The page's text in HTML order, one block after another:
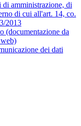
amministrazione, di
di cui all'art. 14, co.
2013
(documentazione da
dei dati